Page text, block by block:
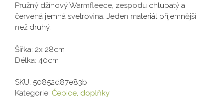
Pružný džínový Warmfleece, zespodu chlupatý a
červená jemná svetrovina. Jeden materiál příjemnější
než druhý.
Šířka: 2x 28cm
Délka: 40cm
SKU: 50852d87e83b
Kategorie: Čepice, doplňky